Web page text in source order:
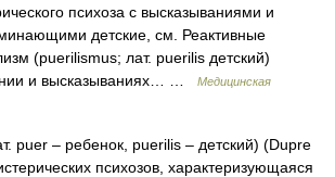
психоза с высказываниями и
детские, см. Реактивные
(puerilismus; лат. puerilis детский)
и высказываниях… …
Медицинская
puer – ребенок, puerilis – детский) (Dupre
психозов, характеризующаяся